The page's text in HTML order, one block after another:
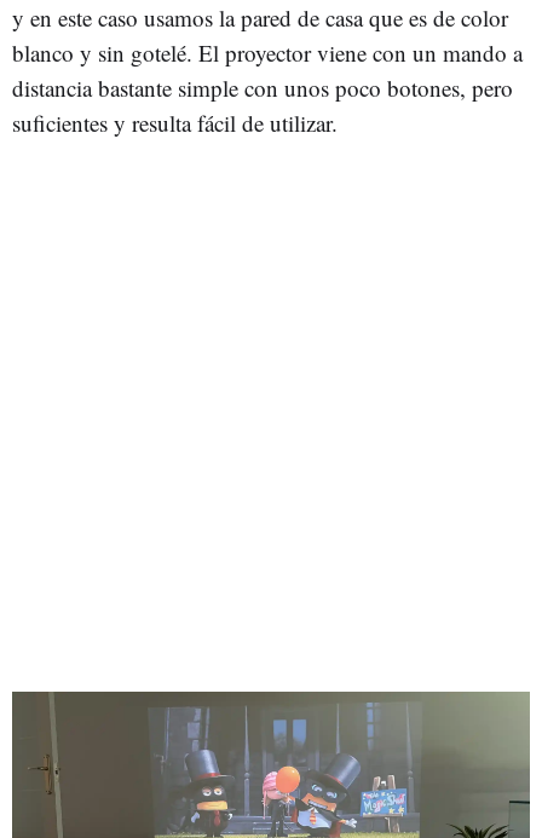
y en este caso usamos la pared de casa que es de color
blanco y sin gotelé. El proyector viene con un mando a
distancia bastante simple con unos poco botones, pero
suficientes y resulta fácil de utilizar.